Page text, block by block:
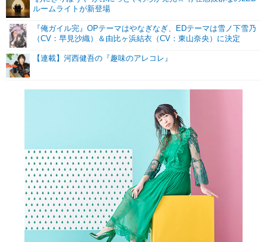
ルームライトが新登場
『俺ガイル完』OPテーマはやなぎなぎ、EDテーマは雪ノ下雪乃
（CV：早見沙織）＆由比ヶ浜結衣（CV：東山奈央）に決定
【連載】河西健吾の『趣味のアレコレ』